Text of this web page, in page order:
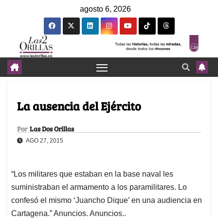
agosto 6, 2026
La ausencia del Ejército
Por Las Dos Orillas
AGO 27, 2015
“Los militares que estaban en la base naval les
suministraban el armamento a los paramilitares. Lo
confesó el mismo ‘Juancho Dique’ en una audiencia en
Cartagena.” Anuncios. Anuncios..